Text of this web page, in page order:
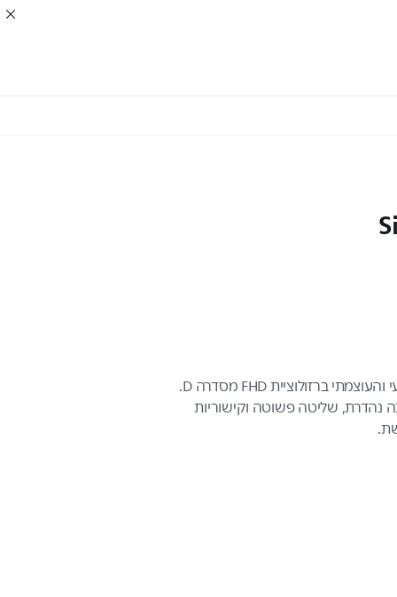
הבהר את הדרים עם הצג המקצועי והעוצמתי ברזולוציית FHD מסדרה D.
נהדרת, שליטה פשוטה וקישוריות